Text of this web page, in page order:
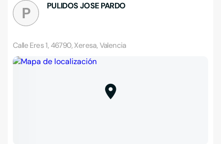
P PULIDOS JOSE PARDO
Calle Eres 1, 46790, Xeresa, Valencia